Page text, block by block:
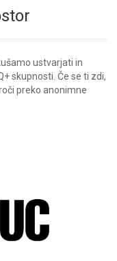
ustvarjati in
skupnosti. Če se ti zdi,
preko anonimne